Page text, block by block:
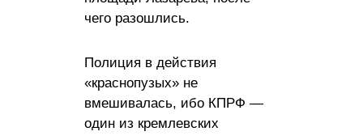
чего разошлись.
Полиция в действия
«краснопузых» не
вмешивалась, ибо КПРФ —
один из кремлевских